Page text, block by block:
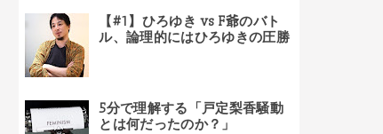
【#1】ひろゆき vs F爺のバト
ル、論理的にはひろゆきの圧勝
5分で理解する「戸定梨香騒動
とは何だったのか？」